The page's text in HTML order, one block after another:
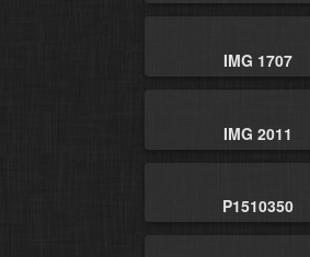
IMG 1707
IMG 2011
P1510350